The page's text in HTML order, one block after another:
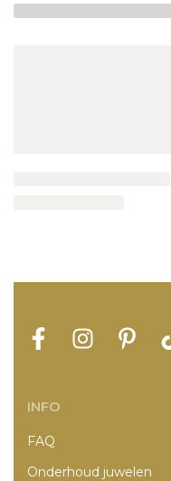
INFO
FAQ
Onderhoud juwelen